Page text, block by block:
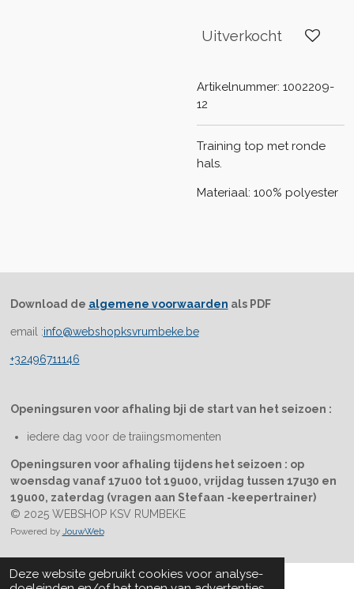
Deze website gebruikt cookies voor analyse-
Uitverkocht
Artikelnummer: 1002209-
12
Training top met ronde
hals.
Materiaal: 100% polyester
Download de algemene voorwaarden als PDF
email :info@webshopksvrumbeke.be
+32496711146
Openingsuren voor afhaling bji de start van het seizoen :
iedere dag voor de traiingsmomenten
Openingsuren voor afhaling tijdens het seizoen : op
woensdag vanaf 17u00 tot 19u00, vrijdag tussen 17u30 en
19u00, zaterdag (vragen aan Stefaan -keepertrainer)
© 2025 WEBSHOP KSV RUMBEKE
Powered by JouwWeb